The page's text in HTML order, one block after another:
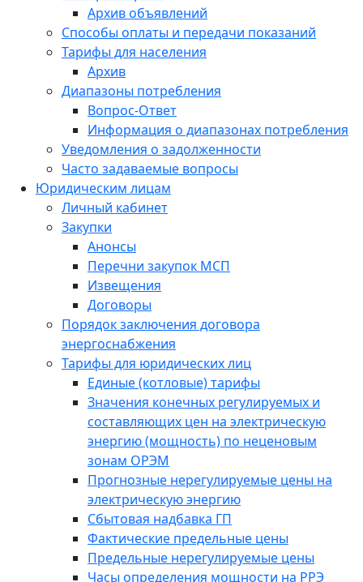
Архив объявлений
Способы оплаты и передачи показаний
Тарифы для населения
Архив
Диапазоны потребления
Вопрос-Ответ
Информация о диапазонах потребления
Уведомления о задолженности
Часто задаваемые вопросы
Юридическим лицам
Личный кабинет
Закупки
Анонсы
Перечни закупок МСП
Извещения
Договоры
Порядок заключения договора
энергоснабжения
Тарифы для юридических лиц
Единые (котловые) тарифы
Значения конечных регулируемых и
составляющих цен на электрическую
энергию (мощность) по неценовым
зонам ОРЭМ
Прогнозные нерегулируемые цены на
электрическую энергию
Сбытовая надбавка ГП
Фактические предельные цены
Предельные нерегулируемые цены
Часы определения мощности на РРЭ